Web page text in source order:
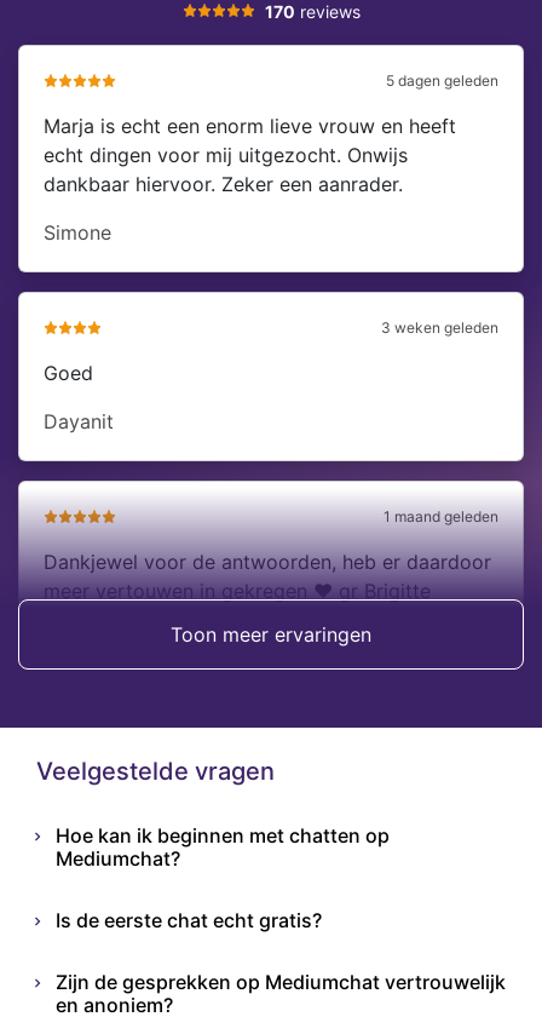
170 reviews
5 dagen geleden
Marja is echt een enorm lieve vrouw en heeft
echt dingen voor mij uitgezocht. Onwijs
dankbaar hiervoor. Zeker een aanrader.
Simone
3 weken geleden
Goed
Dayanit
1 maand geleden
Dankjewel voor de antwoorden, heb er daardoor
meer vertouwen in gekregen ❤️ gr Brigitte
Toon meer ervaringen
Veelgestelde vragen
Hoe kan ik beginnen met chatten op
Mediumchat?
Is de eerste chat echt gratis?
Zijn de gesprekken op Mediumchat vertrouwelijk
en anoniem?